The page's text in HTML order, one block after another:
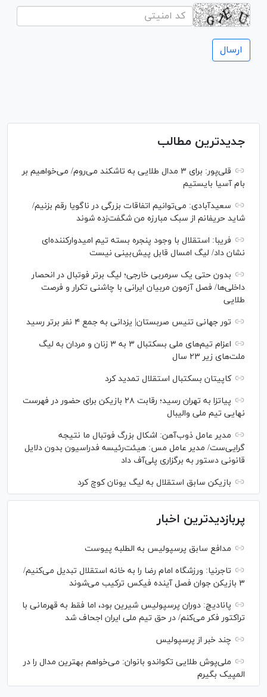
جدیدترین مطالب
قلی‌پور: برای ۳ مدال طلایی به تاشکند می‌روم/ می‌خواهیم بر
بام آسیا بایستیم
سعیدآبادی: می‌توانیم اتفاقات بزرگی در ناگویا رقم بزنیم/
شاید حریفانم از سبک مبارزه من شگفت‌زده شوند
فریبا: استقلال با وجود پنجره بسته تیم امیدوارکننده‌ای
نشان داد/ لیگ امسال قابل پیش‌بینی نیست
بدون حتی یک سرمربی خارجی؛ لیگ برتر فوتبال در انحصار
داخلی‌ها/ فصل آزمون مربیان ایرانی با چاشنی تکرار و فرصت
طلایی
تور جهانی تنیس صربستان| یزدانی به جمع ۴ نفر برتر رسید
اعزام تیم‌های ملی بسکتبال ۳ به ۳ زنان و مردان به لیگ
ملت‌های زیر ۲۳ سال
کاپیتان بسکتبال استقلال تمدید کرد
پیاتزا به تهران رسید؛ رقابت ۲۸ بازیکن برای حضور در فهرست
نهایی تیم ملی والیبال
مدیر عامل ذوب‌آهن: اشکال بزرگ فوتبال ما نتیجه
گرایی‌ست/ مدیر عامل مس: هیئت‌رئیسه فدراسیون بدون دلایل
قانونی دستور به برگزاری پلی‌آف داد
بازیکن سابق استقلال به لیگ یونان کوچ کرد
پربازدیدترین اخبار
مدافع سابق پرسپولیس به الطلبه پیوست
تاجرنیا: ورزشگاه امام رضا را به خانه استقلال تبدیل می‌کنیم/
۳ بازیکن جوان فصل آینده فیکس ترکیب می‌شوند
پانادیچ: دوران پرسپولیس شیرین بود، اما فقط به قهرمانی با
تراکتور فکر می‌کنم/ در حق تیم ملی ایران اجحاف شد
چند خبر از پرسپولیس
ملی‌پوش‌ طلایی تکواندو بانوان: می‌خواهم بهترین مدال را در
المپیک بگیرم